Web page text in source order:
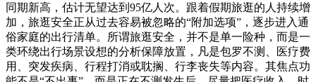
同期新高，估计无望达到95亿人次。跟着假期旅逛的人持续增
加，旅逛安全正从过去容易被忽略的“附加选项”，逐步进入通
俗家庭的出行清单。所谓旅逛安全，并不是单一险种，而是一
类环绕出行场景设想的分析保障放置，凡是包罗不测、医疗费
用、突发疾病、行程打消或耽搁、行李丧失等内容。其焦点功